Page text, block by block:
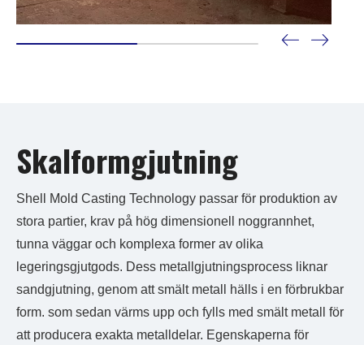
Skalformgjutning
Shell Mold Casting Technology passar för produktion av
stora partier, krav på hög dimensionell noggrannhet,
tunna väggar och komplexa former av olika
legeringsgjutgods. Dess metallgjutningsprocess liknar
sandgjutning, genom att smält metall hälls i en förbrukbar
form. som sedan värms upp och fylls med smält metall för
att producera exakta metalldelar. Egenskaperna för